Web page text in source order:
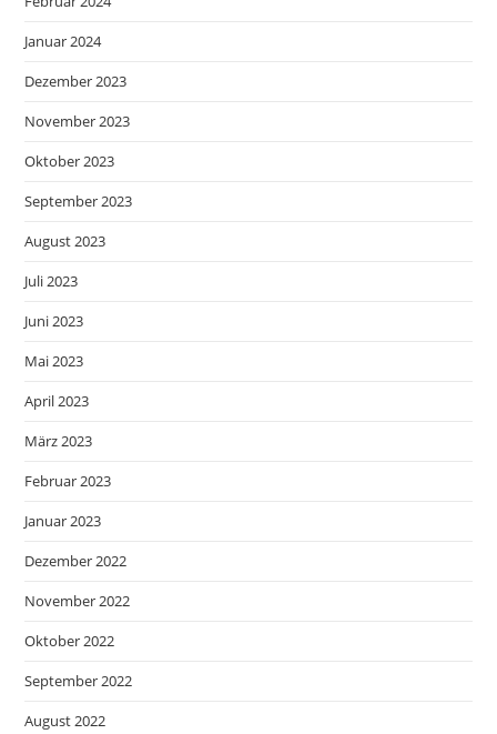
Januar 2024
Dezember 2023
November 2023
Oktober 2023
September 2023
August 2023
Juli 2023
Juni 2023
Mai 2023
April 2023
März 2023
Februar 2023
Januar 2023
Dezember 2022
November 2022
Oktober 2022
September 2022
August 2022